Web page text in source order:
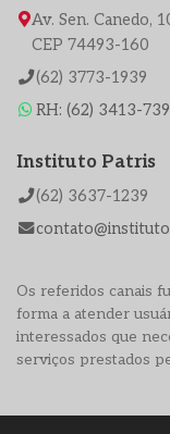
Av. Sen. Canedo,
CEP 74493-160
(62) 3773-1939
RH: (62) 3413-
Instituto Patris
(62) 3637-1239
Os referidos canais
forma a atender
interessados que
serviços prestados